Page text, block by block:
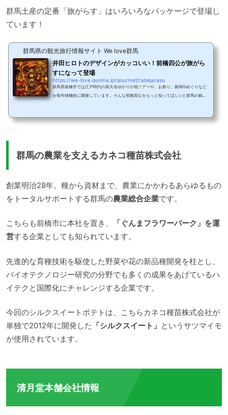
群馬土産の定番「旅がらす」はいろいろなパッケージで登場し
ています！
群馬県の観光旅行情報サイト We love群馬
井田ヒロトのデザインがカッコいい！前橋四公が旅がら
すになって登場
https://we-love.gunma.jp/gourmet/tabigarasu
群馬県前橋市では江戸時代の四大名ゆかりの地ツアーや、お祭り、御朱印めぐりなど
を毎年積極的に開催しています。そんな前橋四公をもっと知ってほしいと群馬の銘菓
がらすを紹介©http://www.seigetsudo.co.jp/products.php?id=1今回おじゃました
群馬の農業を支えるカネコ種苗株式会社
創業明治28年。種から資材まで、農業にかかわるあらゆるもの
をトータルサポートする群馬の農業総合企業です。
こちらも前橋市に本社を置き、
「ぐんまフラワーパーク」を運
営する企業としても知られています。
先進的な育種技術を駆使した野菜や花の新品種開発を柱とし、
バイオテクノロジー研究の分野でも多くの成果をあげているハ
イテクと国際化にチャレンジする企業です。
今回のシルクスイートポテトは、こちらカネコ種苗株式会社が
単独で2012年に開発した 「シルクスイート」 というサツマイモ
が使用されています。
清月堂本舗会社情報